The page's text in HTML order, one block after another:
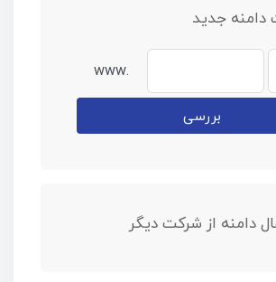
دامنه جدید
www.
بررسی
دامنه از شرکت دیگر